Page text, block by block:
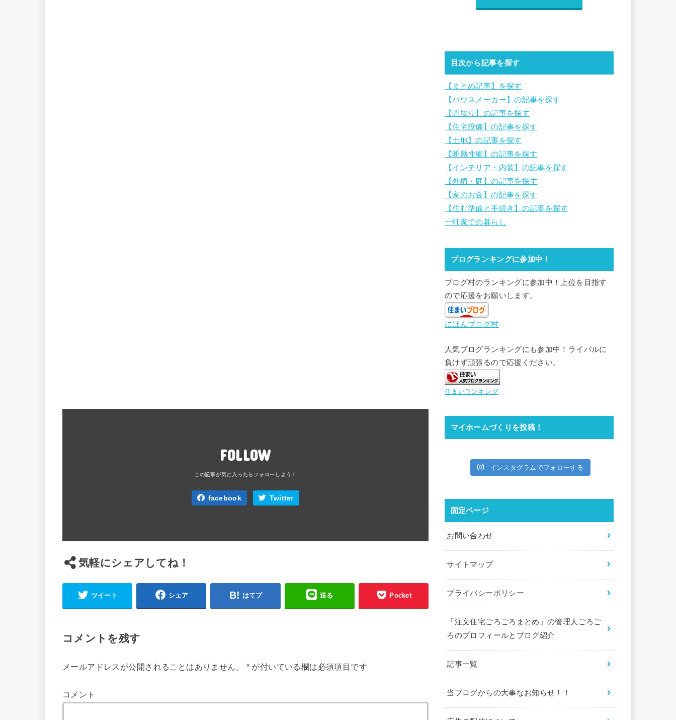
FOLLOW
facebook Twitter
気軽にシェアしてね！
ツイート シェア はてブ 送る Pocket
コメントを残す
メールアドレスが公開されることはありません。 *が付いている欄は必須項目です
コメント
目次から記事を探す
【まとめ記事】を探す
【ハウスメーカー】の記事を探す
【間取り】の記事を探す
【住宅設備】の記事を探す
【土地】の記事を探す
【断熱性能】の記事を探す
【インテリア・内装】の記事を探す
【外構・庭】の記事を探す
【家のお金】の記事を探す
【住む準備と手続き】の記事を探す
一軒家での暮らし
ブログランキングに参加中！
ブログ村のランキングに参加中！上位を目指す
ので応援をお願いします。
にほんブログ村
人気ブログランキングにも参加中！ライバルに
負けず頑張るので応援ください。
住まいランキング
マイホームづくりを投稿！
インスタグラムでフォローする
固定ページ
お問い合わせ
サイトマップ
プライバシーポリシー
『注文住宅ごろごろまとめ』の管理人ごろご
ろのプロフィールとブログ紹介
記事一覧
当ブログからの大事なお知らせ！！